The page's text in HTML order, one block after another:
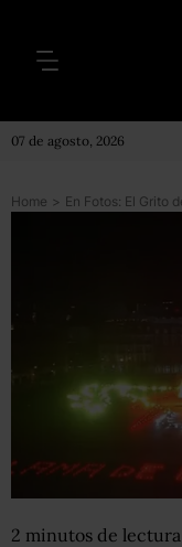
07 de agosto, 2026
Home >
2 minutos de lectura